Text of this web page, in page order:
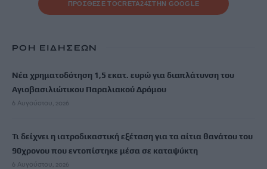
ΠΡΟΣΘΕΣΕ ΤΟCRETA24ΣΤΗΝ GOOGLE
ΡΟΗ ΕΙΔΗΣΕΩΝ
Νέα χρηματοδότηση 1,5 εκατ. ευρώ για διαπλάτυνση του
Αγιοβασιλιώτικου Παραλιακού Δρόμου
6 Αυγούστου, 2026
Τι δείχνει η ιατροδικαστική εξέταση για τα αίτια θανάτου του
90χρονου που εντοπίστηκε μέσα σε καταψύκτη
6 Αυγούστου, 2026